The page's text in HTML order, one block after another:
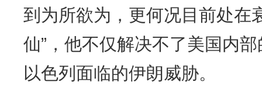
到为所欲为，更何况目前处在
仙”，他不仅解决不了美国内
以色列面临的伊朗威胁。